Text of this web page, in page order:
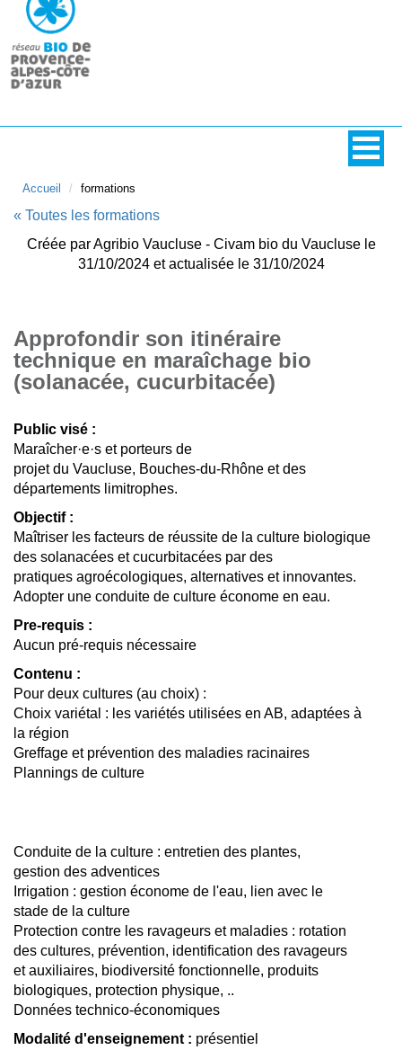
Accueil formations
« Toutes les formations
Créée par Agribio Vaucluse - Civam bio du Vaucluse le
31/10/2024 et actualisée le 31/10/2024
Approfondir son itinéraire
technique en maraîchage bio
(solanacée, cucurbitacée)
Public visé :
Maraîcher·e·s et porteurs de
projet du Vaucluse, Bouches-du-Rhône et des
départements limitrophes.
Objectif :
Maîtriser les facteurs de réussite de la culture biologique
des solanacées et cucurbitacées par des
pratiques agroécologiques, alternatives et innovantes.
Adopter une conduite de culture économe en eau.
Pre-requis :
Aucun pré-requis nécessaire
Contenu :
Pour deux cultures (au choix) :
Choix variétal : les variétés utilisées en AB, adaptées à
la région
Greffage et prévention des maladies racinaires
Plannings de culture
Conduite de la culture : entretien des plantes,
gestion des adventices
Irrigation : gestion économe de l'eau, lien avec le
stade de la culture
Protection contre les ravageurs et maladies : rotation
des cultures, prévention, identification des ravageurs
et auxiliaires, biodiversité fonctionnelle, produits
biologiques, protection physique, ..
Données technico-économiques
Modalité d'enseignement : présentiel